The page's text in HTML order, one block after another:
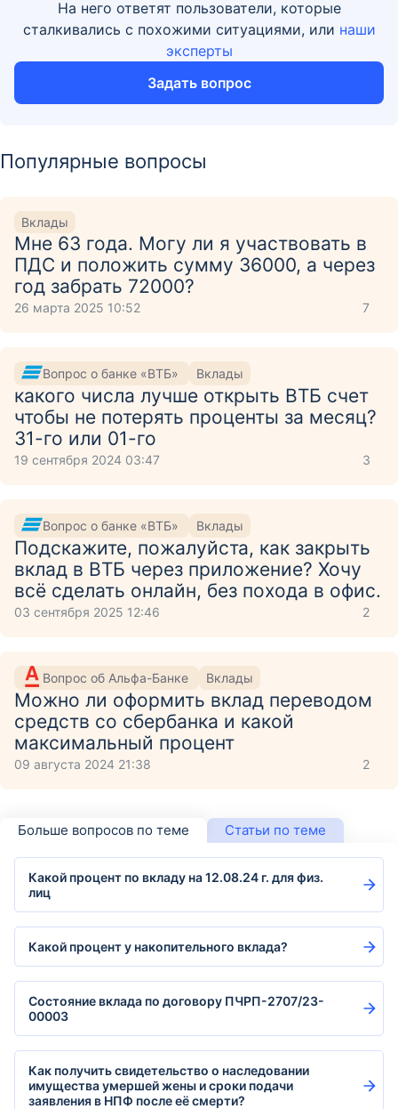
На него ответят пользователи, которые
сталкивались с похожими ситуациями, или наши
эксперты
Задать вопрос
Популярные вопросы
Вклады
Мне 63 года. Могу ли я участвовать в
ПДС и положить сумму 36000, а через
год забрать 72000?
26 марта 2025 10:52 7
Вопрос о банке «ВТБ» Вклады
какого числа лучше открыть ВТБ счет
чтобы не потерять проценты за месяц?
31-го или 01-го
19 сентября 2024 03:47 3
Вопрос о банке «ВТБ» Вклады
Подскажите, пожалуйста, как закрыть
вклад в ВТБ через приложение? Хочу
всё сделать онлайн, без похода в офис.
03 сентября 2025 12:46 2
Вопрос об Альфа-Банке Вклады
Можно ли оформить вклад переводом
средств со сбербанка и какой
максимальный процент
09 августа 2024 21:38 2
Больше вопросов по теме Статьи по теме
Какой процент по вкладу на 12.08.24 г. для физ.
лиц
Какой процент у накопительного вклада?
Состояние вклада по договору ПЧРП-2707/23-
00003
Как получить свидетельство о наследовании
имущества умершей жены и сроки подачи
заявления в НПФ после её смерти?